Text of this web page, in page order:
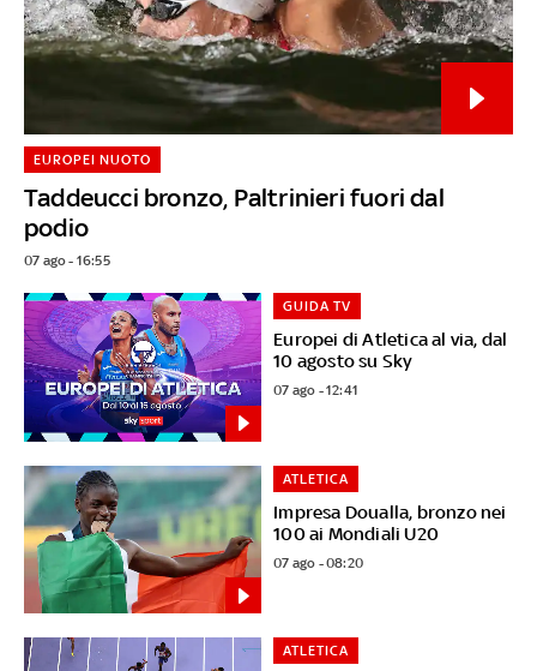
Taddeucci bronzo, Paltrinieri fuori dal
podio
EUROPEI NUOTO
07 ago - 16:55
Europei di Atletica al via, dal
10 agosto su Sky
GUIDA TV
07 ago - 12:41
Impresa Doualla, bronzo nei
100 ai Mondiali U20
ATLETICA
07 ago - 08:20
ATLETICA